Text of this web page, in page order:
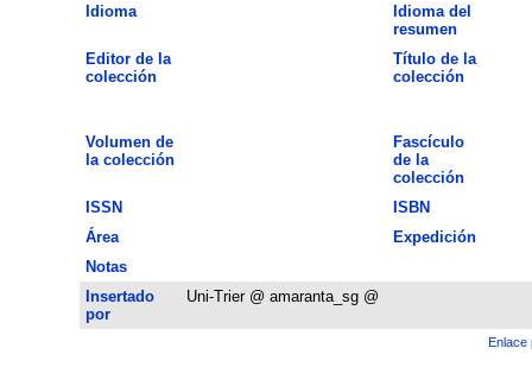
Idioma
Idioma del
resumen
Editor de la
colección
Título de la
colección
Volumen de
la colección
Fascículo
de la
colección
ISSN
ISBN
Área
Expedición
Notas
Insertado
por
Uni-Trier @ amaranta_sg @
Enlace